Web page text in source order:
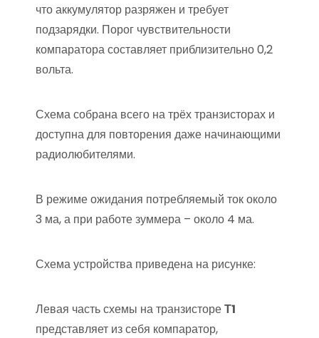
что аккумулятор разряжен и требует
подзарядки. Порог чувствительности
компаратора составляет приблизительно 0,2
вольта.
Схема собрана всего на трёх транзисторах и
доступна для повторения даже начинающими
радиолюбителями.
В режиме ожидания потребляемый ток около
3 ма, а при работе зуммера – около 4 ма.
Схема устройства приведена на рисунке:
Левая часть схемы на транзистореТ1
представляет из себя компаратор,